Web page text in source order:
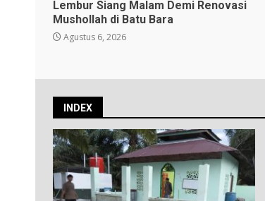
Lembur Siang Malam Demi Renovasi
Mushollah di Batu Bara
Agustus 6, 2026
INDEX